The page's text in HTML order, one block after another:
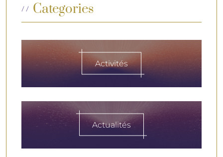
Categories
Activités
Actualités